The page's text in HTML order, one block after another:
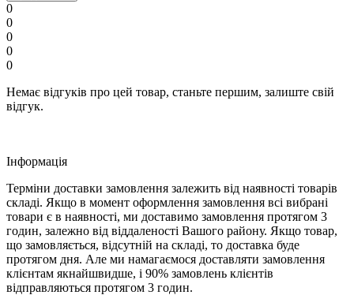
0
0
0
0
0
Немає відгуків про цей товар, станьте першим, залиште свій
відгук.
Iнформація
Терміни доставки замовлення залежить від наявності товарів
складі. Якщо в момент оформлення замовлення всі вибрані
товари є в наявності, ми доставимо замовлення протягом 3
годин, залежно від віддаленості Вашого району. Якщо товар,
що замовляється, відсутній на складі, то доставка буде
протягом дня. Але ми намагаємося доставляти замовлення
клієнтам якнайшвидше, і 90% замовлень клієнтів
відправляються протягом 3 годин.